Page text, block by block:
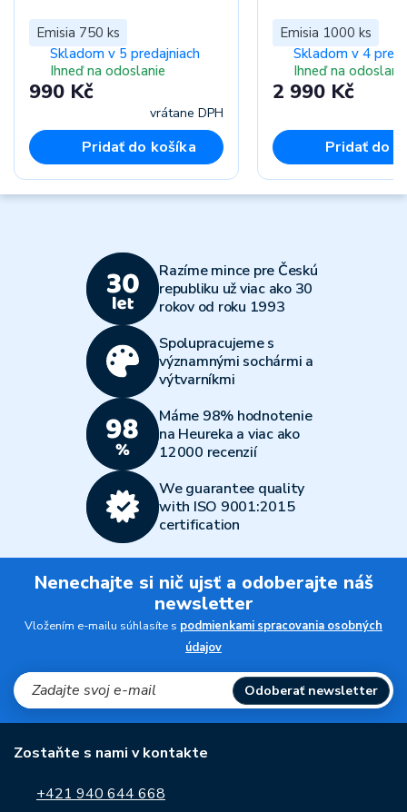
Emisia 750 ks
Skladom v 5 predajniach
Ihneď na odoslanie
990 Kč
vrátane DPH
Pridať do košíka
Emisia 1000 ks
Skladom v 4
Ihneď na
2 990 Kč
Pridať do
Razíme mince pre Českú
republiku už viac ako 30
rokov od roku 1993
Spolupracujeme s
významnými sochármi a
výtvarníkmi
Máme 98% hodnotenie
na Heureka a viac ako
12000 recenzií
We guarantee quality
with ISO 9001:2015
certification
Nenechajte si nič ujsť a odoberajte náš
newsletter
Vložením e-mailu súhlasíte s podmienkami spracovania osobných
údajov
Odoberať newsletter
Zostaňte s nami v kontakte
+421 940 644 668